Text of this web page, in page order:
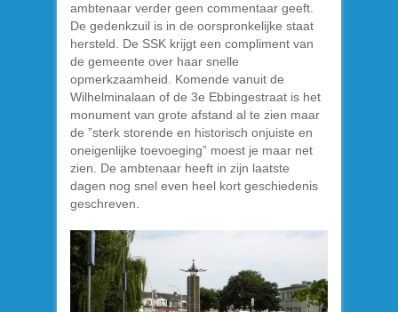
ambtenaar verder geen commentaar geeft.
De gedenkzuil is in de oorspronkelijke staat
hersteld. De SSK krijgt een compliment van
de gemeente over haar snelle
opmerkzaamheid. Komende vanuit de
Wilhelminalaan of de 3e Ebbingestraat is het
monument van grote afstand al te zien maar
de ”sterk storende en historisch onjuiste en
oneigenlijke toevoeging” moest je maar net
zien. De ambtenaar heeft in zijn laatste
dagen nog snel even heel kort geschiedenis
geschreven.